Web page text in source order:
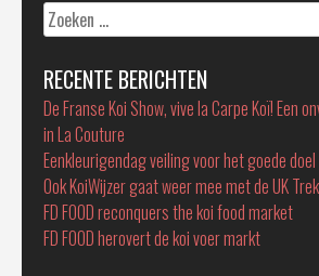
Zoeken
naar:
RECENTE BERICHTEN
De Franse Koi Show, vive la Carpe Koï! Een
in La Couture
Eenkleurigendag veiling voor het goede
Ook KoiWijzer gaat weer mee met de UK Trek
FD FOOD reconquers the koi food market
FD FOOD herovert de koi voer markt